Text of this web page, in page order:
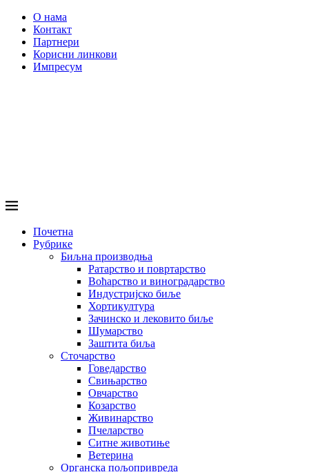
О нама
Контакт
Партнери
Корисни линкови
Импресум
Почетна
Рубрике
Биљна производња
Ратарство и повртарство
Воћарство и виноградарство
Индустријско биље
Хортикултура
Зачинско и лековито биље
Шумарство
Заштита биља
Сточарство
Говедарство
Свињарство
Овчарство
Козарство
Живинарство
Пчеларство
Ситне животиње
Ветерина
Органска пољопривреда